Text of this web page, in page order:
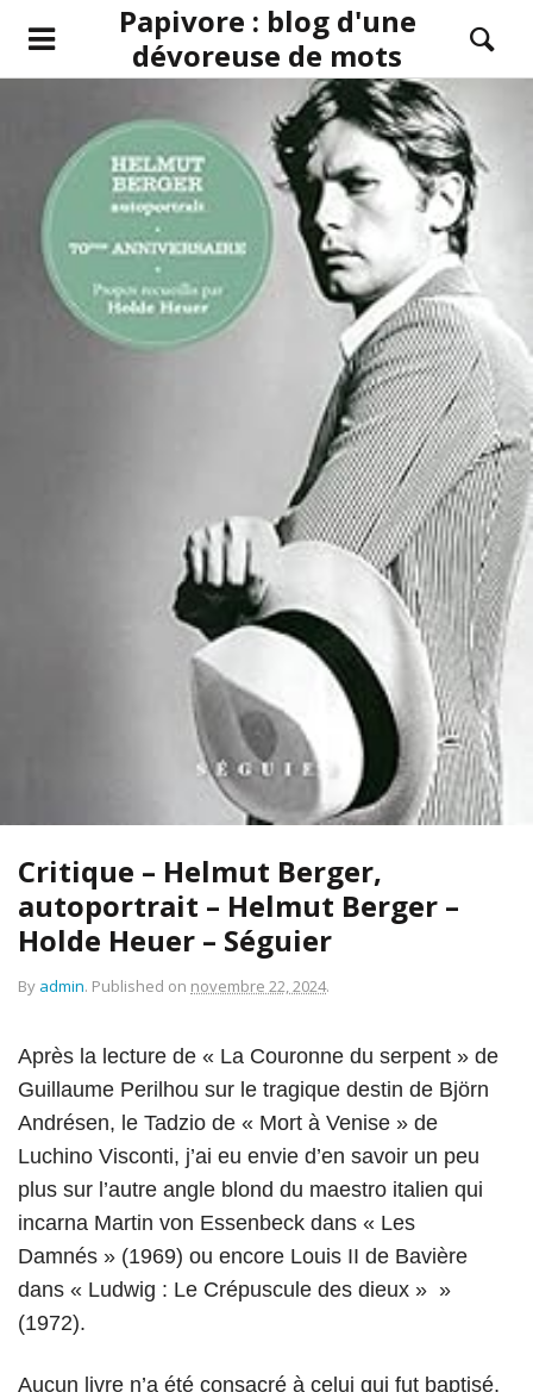
Papivore : blog d'une
dévoreuse de mots
Critique – Helmut Berger,
autoportrait – Helmut Berger –
Holde Heuer – Séguier
By admin. Published on novembre 22, 2024.
Après la lecture de « La Couronne du serpent » de
Guillaume Perilhou sur le tragique destin de Björn
Andrésen, le Tadzio de « Mort à Venise » de
Luchino Visconti, j’ai eu envie d’en savoir un peu
plus sur l’autre angle blond du maestro italien qui
incarna Martin von Essenbeck dans « Les
Damnés » (1969) ou encore Louis II de Bavière
dans « Ludwig : Le Crépuscule des dieux » »
(1972).
Aucun livre n’a été consacré à celui qui fut baptisé,